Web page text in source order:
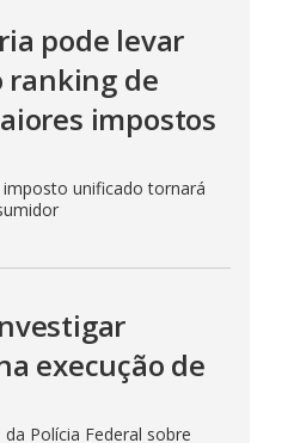
pode levar
ranking de
impostos
unificado tornará
execução de
Polícia Federal sobre